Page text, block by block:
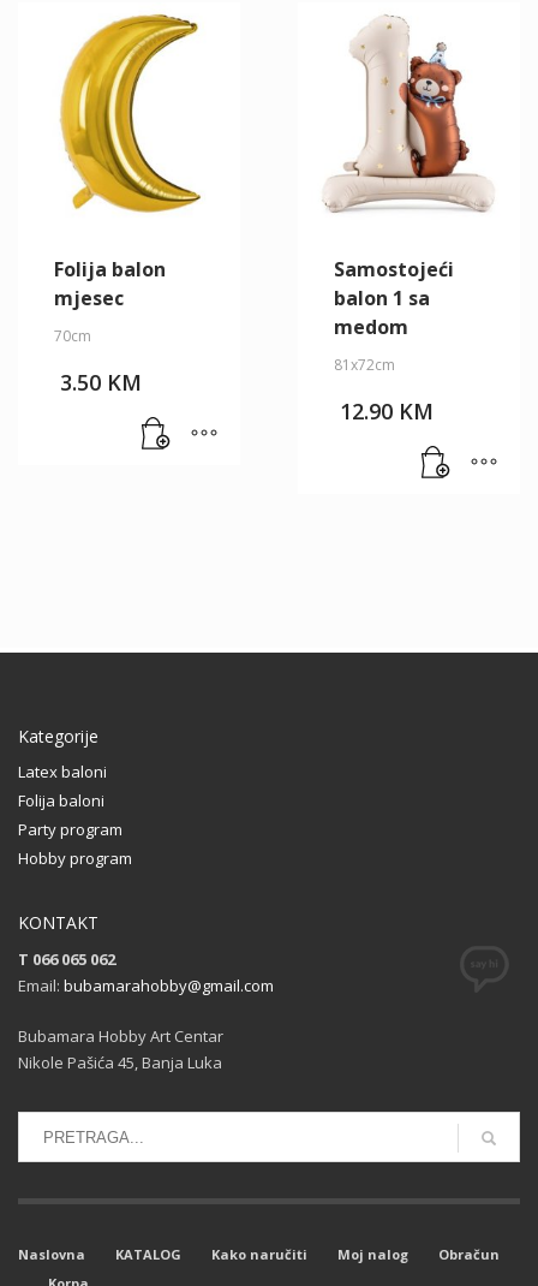
Folija balon
mjesec
70cm
3.50 KM
Samostojeći
balon 1 sa
medom
81x72cm
12.90 KM
Kategorije
Latex baloni
Folija baloni
Party program
Hobby program
KONTAKT
T 066 065 062
Email: bubamarahobby@gmail.com
Bubamara Hobby Art Centar
Nikole Pašića 45, Banja Luka
Naslovna KATALOG Kako naručiti Moj nalog
Obračun